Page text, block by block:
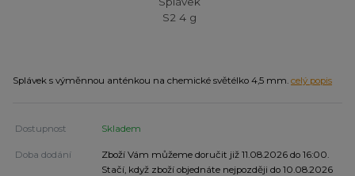
Splávek s výměnnou anténkou na chemické světélko 4,5 mm. celý popis
Dostupnost Skladem
Doba dodání
Zboží Vám můžeme doručit již 11.08.2026 do 16:00.
Stačí, když zboží objednáte nejpozději do 10.08.2026